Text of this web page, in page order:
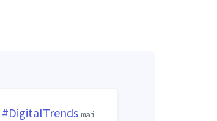
#DigitalTrends mai